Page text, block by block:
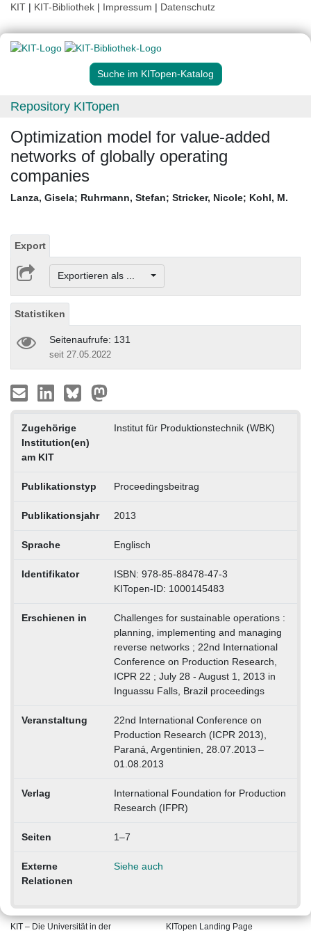
KIT | KIT-Bibliothek | Impressum | Datenschutz
Suche im KITopen-Katalog
Repository KITopen
Optimization model for value-added
networks of globally operating
companies
Lanza, Gisela; Ruhrmann, Stefan; Stricker, Nicole; Kohl, M.
Export
Exportieren als ...
Statistiken
Seitenaufrufe: 131
seit 27.05.2022
Zugehörige
Institution(en)
am KIT
Institut für Produktionstechnik (WBK)
Publikationstyp Proceedingsbeitrag
Publikationsjahr 2013
Sprache Englisch
Identifikator
ISBN: 978-85-88478-47-3
KITopen-ID: 1000145483
Erschienen in
Challenges for sustainable operations :
planning, implementing and managing
reverse networks ; 22nd International
Conference on Production Research,
ICPR 22 ; July 28 - August 1, 2013 in
Inguassu Falls, Brazil proceedings
Veranstaltung
22nd International Conference on
Production Research (ICPR 2013),
Paraná, Argentinien, 28.07.2013 –
01.08.2013
Verlag
International Foundation for Production
Research (IFPR)
Seiten 1–7
Externe
Relationen
Siehe auch
KIT – Die Universität in der KITopen Landing Page